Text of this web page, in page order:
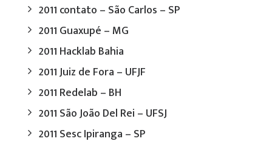
2011 contato – São Carlos – SP
2011 Guaxupé – MG
2011 Hacklab Bahia
2011 Juiz de Fora – UFJF
2011 Redelab – BH
2011 São João Del Rei – UFSJ
2011 Sesc Ipiranga – SP